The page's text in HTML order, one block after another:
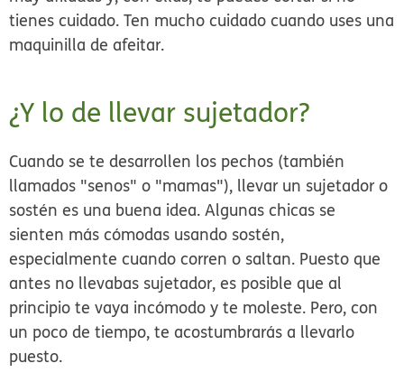
tienes cuidado. Ten mucho cuidado cuando uses una
maquinilla de afeitar.
¿Y lo de llevar sujetador?
Cuando se te desarrollen los pechos (también
llamados "senos" o "mamas"), llevar un sujetador o
sostén es una buena idea. Algunas chicas se
sienten más cómodas usando sostén,
especialmente cuando corren o saltan. Puesto que
antes no llevabas sujetador, es posible que al
principio te vaya incómodo y te moleste. Pero, con
un poco de tiempo, te acostumbrarás a llevarlo
puesto.